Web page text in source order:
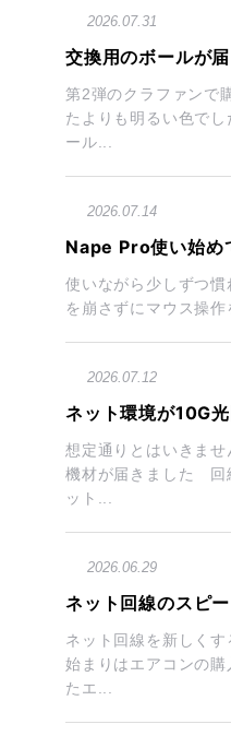
2026.07.31
交換用のボールが
第2弾のクラファンで
たよりも明るい色で
ール...
2026.07.14
Nape Pro使い始め
使いながら少しずつ
を崩さずにマウス操
2026.07.12
ネット環境が10G
想定通りとはいきま
機材が届きました 回
ット...
2026.06.29
ネット回線のスピ
ネット回線を新しく
始まりはエアコンの
たエ...